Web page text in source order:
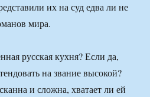
их на суд едва ли не
мира.
русская кухня? Если да,
на звание высокой?
и сложна, хватает ли ей